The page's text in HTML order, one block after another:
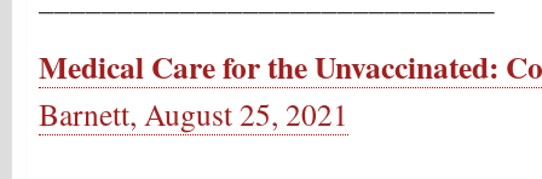
Medical Care for the Unvaccinated:
Barnett, August 25, 2021